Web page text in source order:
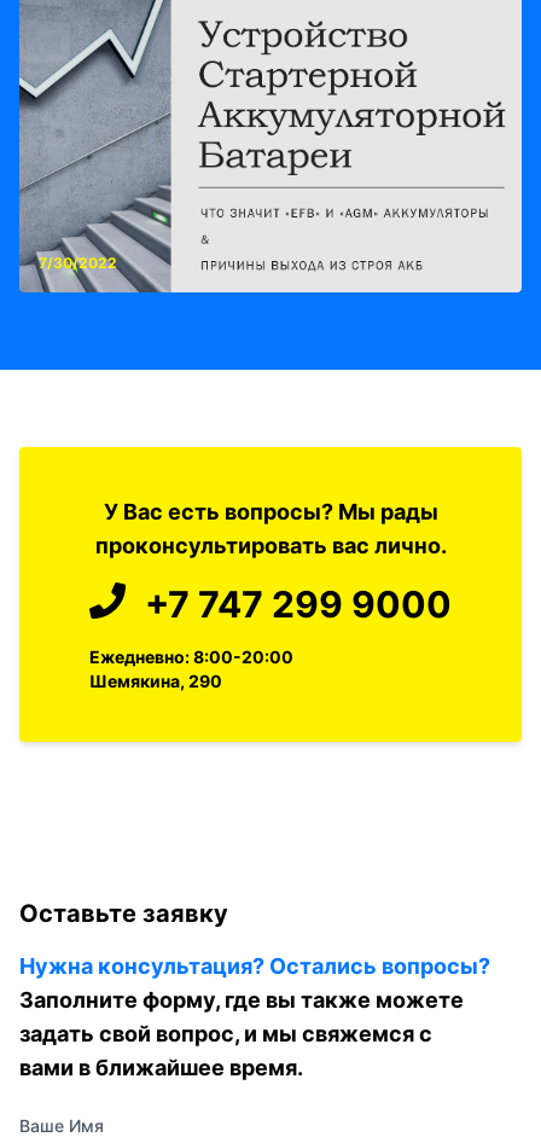
7/30/2022
У Вас есть вопросы? Мы рады
проконсультировать вас лично.
+7 747 299 9000
Ежедневно: 8:00-20:00
Шемякина, 290
Оставьте заявку
Нужна консультация? Остались вопросы?
Заполните форму, где вы также можете
задать свой вопрос, и мы свяжемся с
вами в ближайшее время.
Ваше Имя